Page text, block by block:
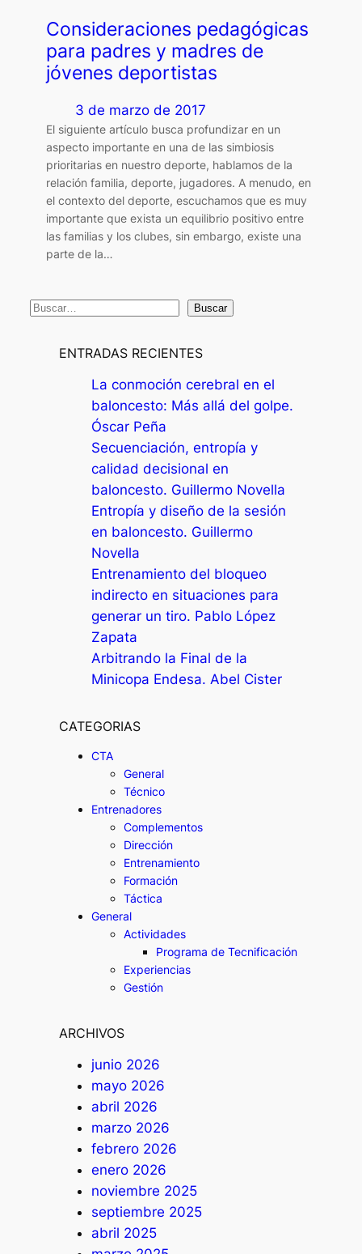
Consideraciones pedagógicas
para padres y madres de
jóvenes deportistas
3 de marzo de 2017
El siguiente artículo busca profundizar en un
aspecto importante en una de las simbiosis
prioritarias en nuestro deporte, hablamos de la
relación familia, deporte, jugadores. A menudo, en
el contexto del deporte, escuchamos que es muy
importante que exista un equilibrio positivo entre
las familias y los clubes, sin embargo, existe una
parte de la…
B
Buscar
ENTRADAS RECIENTES
La conmoción cerebral en el
baloncesto: Más allá del golpe.
Óscar Peña
Secuenciación, entropía y
calidad decisional en
baloncesto. Guillermo Novella
Entropía y diseño de la sesión
en baloncesto. Guillermo
Novella
Entrenamiento del bloqueo
indirecto en situaciones para
generar un tiro. Pablo López
Zapata
Arbitrando la Final de la
Minicopa Endesa. Abel Cister
CATEGORIAS
CTA
General
Técnico
Entrenadores
Complementos
Dirección
Entrenamiento
Formación
Táctica
General
Actividades
Programa de Tecnificación
Experiencias
Gestión
ARCHIVOS
junio 2026
mayo 2026
abril 2026
marzo 2026
febrero 2026
enero 2026
noviembre 2025
septiembre 2025
abril 2025